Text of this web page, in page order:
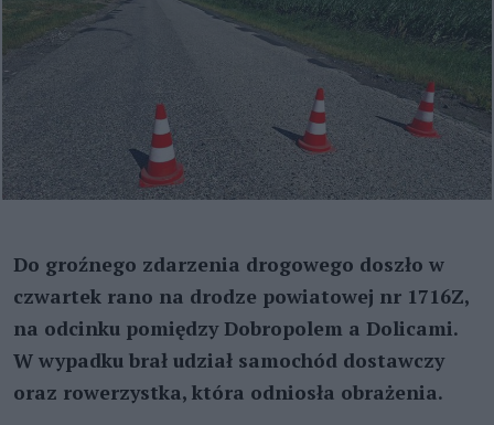
Do groźnego zdarzenia drogowego doszło w
czwartek rano na drodze powiatowej nr 1716Z,
na odcinku pomiędzy Dobropolem a Dolicami.
W wypadku brał udział samochód dostawczy
oraz rowerzystka, która odniosła obrażenia.